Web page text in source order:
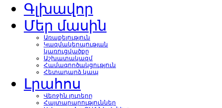
Գլխավոր
Մեր մասին
Առաքելություն
Կազմակերպության
կառուցվածքը
Աշխատակազմ
Համագործակցություն
Հետադարձ կապ
Լրահոս
Վերջին լուրերը
Հայտարարություններ